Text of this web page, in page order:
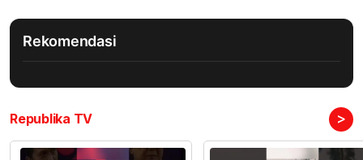
Rekomendasi
Republika TV >